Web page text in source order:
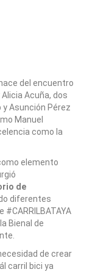
del encuentro
Acuña, dos
Asunción Pérez
Manuel
como la
elemento
de
diferentes
Bienal de
de crear
carril bici ya